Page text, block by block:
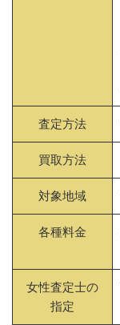
査定方法
買取方法
対象地域
各種料金
女性査定士の
指定